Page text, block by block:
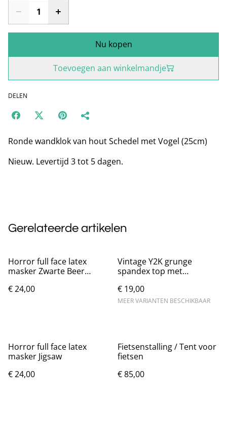
Nu kopen
Toevoegen aan winkelmandje
DELEN
Ronde wandklok van hout Schedel met Vogel (25cm)
Nieuw. Levertijd 3 tot 5 dagen.
Gerelateerde artikelen
Horror full face latex
masker Zwarte Beer
€ 24,00
Vintage Y2K grunge
spandex top met
€ 19,00
MEER VARIANTEN BESCHIKBAAR
Horror full face latex
masker Jigsaw
€ 24,00
Fietsenstalling / Tent voor
fietsen
€ 85,00